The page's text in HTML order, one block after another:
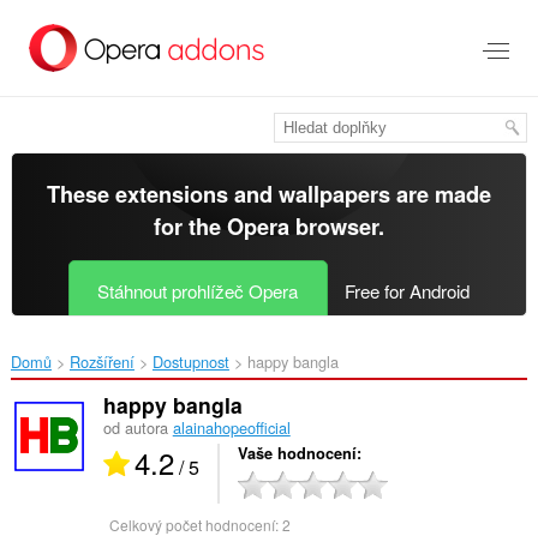
přímo
These extensions and wallpapers are made
for theOpera browser.
Stáhnout prohlížeč Opera Free for Android
Domů Rozšíření Dostupnost happy bangla‎
happy bangla
od autora alainahopeofficial
4.2/ 5 Vaše hodnocení
Celkový počet hodnocení:2